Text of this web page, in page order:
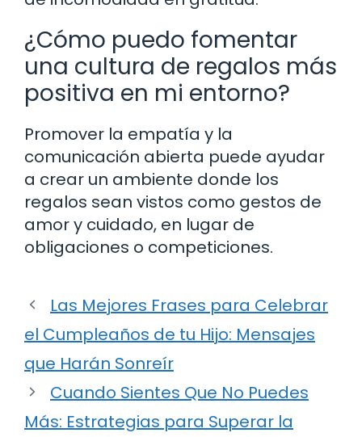
¿Cómo puedo fomentar
una cultura de regalos más
positiva en mi entorno?
Promover la empatía y la
comunicación abierta puede ayudar
a crear un ambiente donde los
regalos sean vistos como gestos de
amor y cuidado, en lugar de
obligaciones o competiciones.
Las Mejores Frases para Celebrar
el Cumpleaños de tu Hijo: Mensajes
que Harán Sonreír
Cuando Sientes Que No Puedes
Más: Estrategias para Superar la